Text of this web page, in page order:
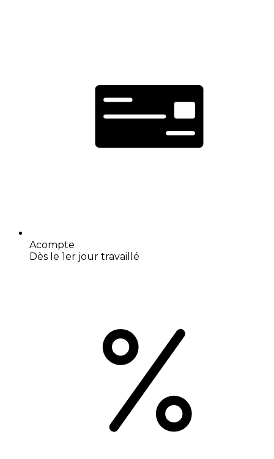
Acompte
Dès le 1er jour travaillé